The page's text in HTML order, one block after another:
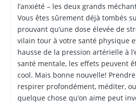
l’anxiété – les deux grands
Vous êtes sûrement déjà tombés
prouvant qu’une dose élevée de
vilain tour à votre santé physique
hausse de la pression artérielle à
santé mentale, les effets peuvent
cool. Mais bonne nouvelle!
respirer profondément, méditer,
quelque chose qu’on aime peut